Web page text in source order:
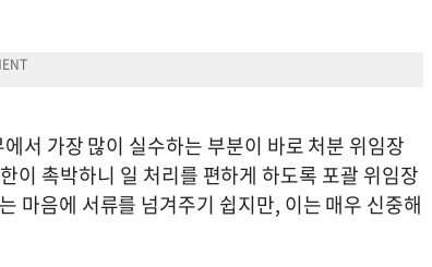
서 가장 많이 실수하는 부분이 바로 처분 위임장
촉박하니 일 처리를 편하게 하도록 포괄 위임장
마음에 서류를 넘겨주기 쉽지만, 이는 매우 신중해